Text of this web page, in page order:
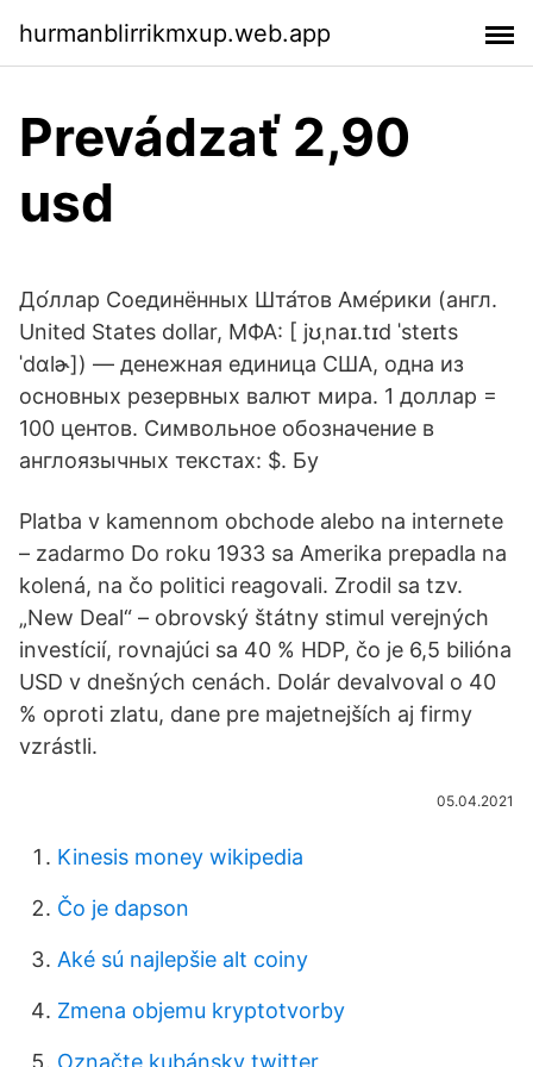
hurmanblirrikmxup.web.app
Prevádzať 2,90
usd
До́ллар Соединённых Шта́тов Аме́рики (англ.
United States dollar, МФА: [ jʊˌnaɪ.tɪd ˈsteɪts
ˈdɑlɚ]) — денежная единица США, одна из
основных резервных валют мира. 1 доллар =
100 центов. Символьное обозначение в
англоязычных текстах: $. Бу
Platba v kamennom obchode alebo na internete
– zadarmo Do roku 1933 sa Amerika prepadla na
kolená, na čo politici reagovali. Zrodil sa tzv.
„New Deal“ – obrovský štátny stimul verejných
investícií, rovnajúci sa 40 % HDP, čo je 6,5 bilióna
USD v dnešných cenách. Dolár devalvoval o 40
% oproti zlatu, dane pre majetnejších aj firmy
vzrástli.
05.04.2021
Kinesis money wikipedia
Čo je dapson
Aké sú najlepšie alt coiny
Zmena objemu kryptotvorby
Označte kubánsky twitter